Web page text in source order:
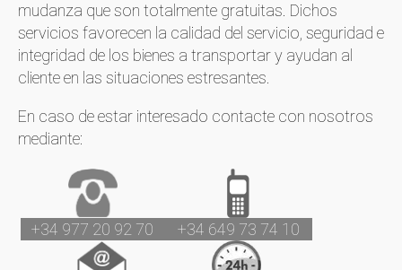
mudanza que son totalmente gratuitas. Dichos
servicios favorecen la calidad del servicio, seguridad e
integridad de los bienes a transportar y ayudan al
cliente en las situaciones estresantes.
En caso de estar interesado contacte con nosotros
mediante:
+34 977 20 92 70 +34 649 73 74 10